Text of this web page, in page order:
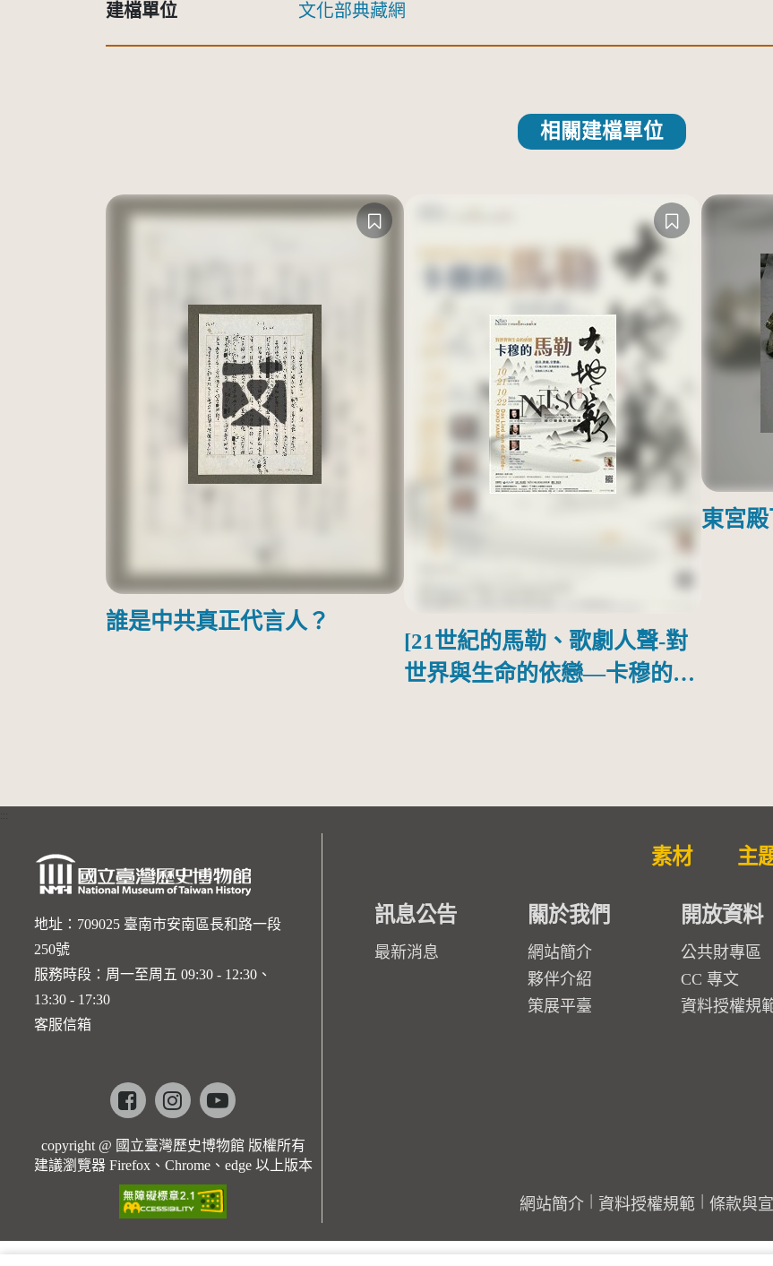
建檔單位 文化部典藏網
相關建檔單位
誰是中共真正代言人？
[21世紀的馬勒、歌劇人聲-對
世界與生命的依戀—卡穆的馬
東宮
地址：709025 臺南市安南區長和路一段
250號
服務時段：周一至周五 09:30 - 12:30、
13:30 - 17:30
客服信箱
Facebookinstagramyoutube
copyright @ 國立臺灣歷史博物館 版權所有
建議瀏覽器 Firefox、Chrome、edge 以上版本
素材 主
訊息公告
最新消息
關於我們
網站簡介
夥伴介紹
策展平臺
開放資料
公共財專區
CC 專文
資料授權規
網站簡介 資料授權規範 條款與